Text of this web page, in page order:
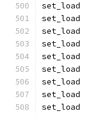
set_load
set_load
set_load
set_load
set_load
set_load
set_load
set_load
set_load